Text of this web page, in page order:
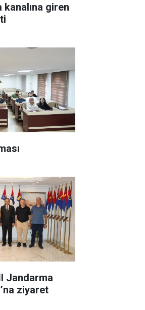
kanalına giren
Jandarma
ziyaret